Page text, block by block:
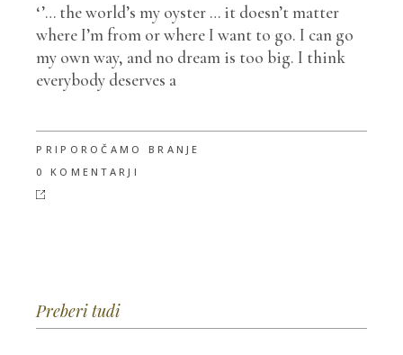
‘’… the world’s my oyster … it doesn’t matter
where I’m from or where I want to go. I can go
my own way, and no dream is too big. I think
everybody deserves a
PRIPOROČAMO BRANJE
0 KOMENTARJI
Preberi tudi